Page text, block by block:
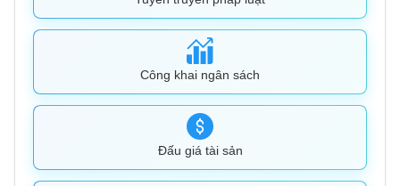
Công khai ngân sách
Đấu giá tài sản